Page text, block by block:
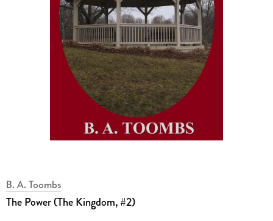
B. A. Toombs
The Power (The Kingdom, #2)